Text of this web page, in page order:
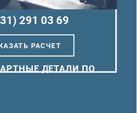
291 03 69
РАСЧЕТ
ДЕТАЛИ ПО